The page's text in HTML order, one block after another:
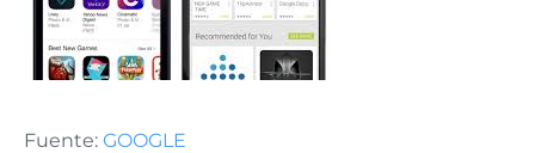
Fuente: GOOGLE